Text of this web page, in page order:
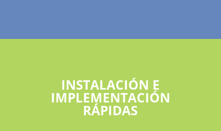
INSTALACIÓN E
IMPLEMENTACIÓN
RÁPIDAS